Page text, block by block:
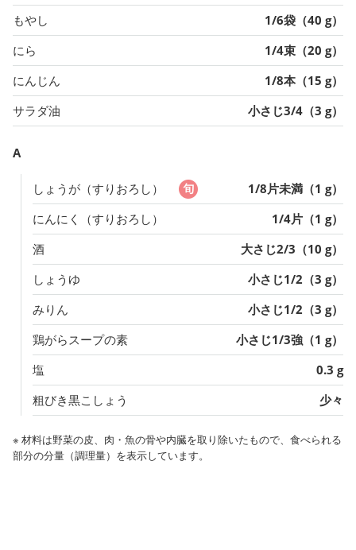
もやし
1/6袋（40 g）
にら
1/4束（20 g）
にんじん
1/8本（15 g）
サラダ油
小さじ3/4（3 g）
A
しょうが（すりおろし）
1/8片未満（1 g）
にんにく（すりおろし）
1/4片（1 g）
酒
大さじ2/3（10 g）
しょうゆ
小さじ1/2（3 g）
みりん
小さじ1/2（3 g）
鶏がらスープの素
小さじ1/3強（1 g）
塩
0.3 g
粗びき黒こしょう
少々
※ 材料は野菜の皮、肉・魚の骨や内臓を取り除いたもので、食べられる
部分の分量（調理量）を表示しています。